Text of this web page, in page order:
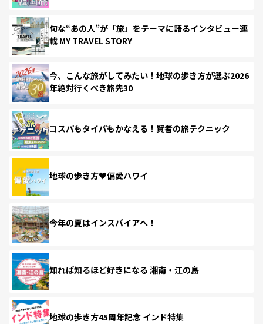
旬な“あの人”が「旅」をテーマに語るインタビュー連
載 MY TRAVEL STORY
今、こんな旅がしてみたい！地球の歩き方が選ぶ2026
年絶対行くべき旅先30
コスパもタイパもかなえる！賢者の旅テクニック
地球の歩き方♥偏愛ハワイ
今年の夏はインスパイアへ！
知れば知るほど好きになる 湘南・江の島
地球の歩き方45周年記念 インド特集